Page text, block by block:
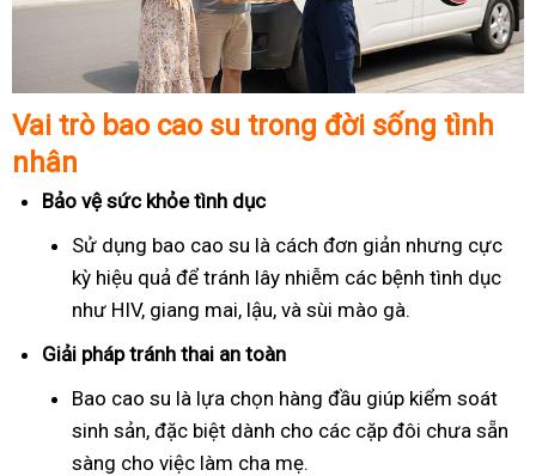
Vai trò bao cao su trong đời sống tình
nhân
Bảo vệ sức khỏe tình dục
Sử dụng bao cao su là cách đơn giản nhưng cực
kỳ hiệu quả để tránh lây nhiễm các bệnh tình dục
như HIV, giang mai, lậu, và sùi mào gà.
Giải pháp tránh thai an toàn
Bao cao su là lựa chọn hàng đầu giúp kiểm soát
sinh sản, đặc biệt dành cho các cặp đôi chưa sẵn
sàng cho việc làm cha mẹ.